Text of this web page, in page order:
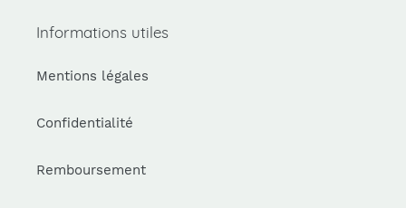
Informations utiles
Mentions légales
Confidentialité
Remboursement